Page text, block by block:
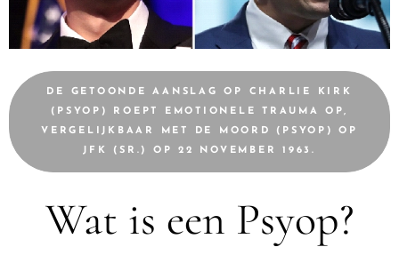
DE GETOONDE AANSLAG OP CHARLIE KIRK
(PSYOP) ROEPT EMOTIONELE TRAUMA OP,
VERGELIJKBAAR MET DE MOORD (PSYOP) OP
JFK (SR.) OP 22 NOVEMBER 1963.
Wat is een Psyop?